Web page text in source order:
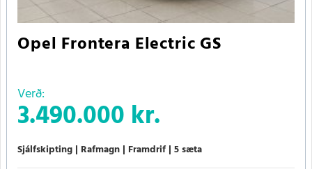
Opel Frontera Electric GS
Verð:
3.490.000 kr.
Sjálfskipting Rafmagn Framdrif 5 sæta